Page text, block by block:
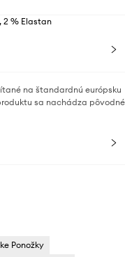
2 % Elastan
na štandardnú európsku
sa nachádza pôvodné
Ponožky